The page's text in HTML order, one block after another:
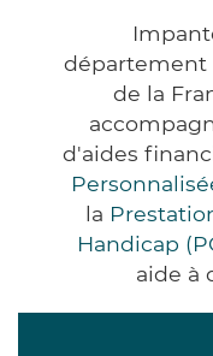
département
de la
d'aides
la
Handicap
aide à